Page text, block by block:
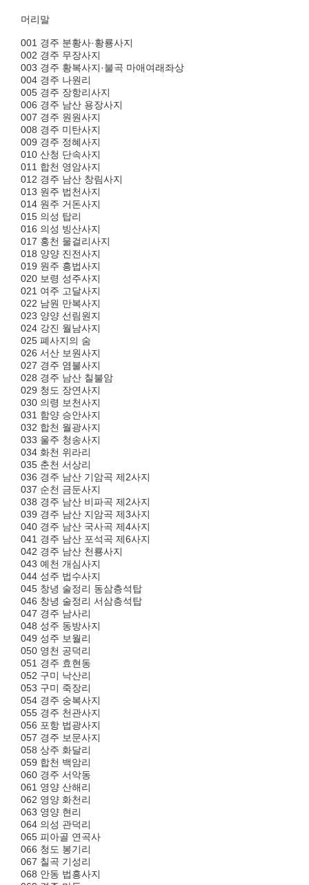
머리말
001 경주 분황사·황룡사지
002 경주 무장사지
003 경주 황복사지·불곡 마애여래좌상
004 경주 나원리
005 경주 장항리사지
006 경주 남산 용장사지
007 경주 원원사지
008 경주 미탄사지
009 경주 정혜사지
010 산청 단속사지
011 합천 영암사지
012 경주 남산 창림사지
013 원주 법천사지
014 원주 거돈사지
015 의성 탑리
016 의성 빙산사지
017 홍천 물걸리사지
018 양양 진전사지
019 원주 흥법사지
020 보령 성주사지
021 여주 고달사지
022 남원 만복사지
023 양양 선림원지
024 강진 월남사지
025 폐사지의 숨
026 서산 보원사지
027 경주 염불사지
028 경주 남산 칠불암
029 청도 장연사지
030 의령 보천사지
031 함양 승안사지
032 합천 월광사지
033 울주 청송사지
034 화천 위라리
035 춘천 서상리
036 경주 남산 기암곡 제2사지
037 순천 금둔사지
038 경주 남산 비파곡 제2사지
039 경주 남산 지암곡 제3사지
040 경주 남산 국사곡 제4사지
041 경주 남산 포석곡 제6사지
042 경주 남산 천룡사지
043 예천 개심사지
044 성주 법수사지
045 창녕 술정리 동삼층석탑
046 창녕 술정리 서삼층석탑
047 경주 남사리
048 성주 동방사지
049 성주 보월리
050 영천 공덕리
051 경주 효현동
052 구미 낙산리
053 구미 죽장리
054 경주 숭복사지
055 경주 천관사지
056 포항 법광사지
057 경주 보문사지
058 상주 화달리
059 합천 백암리
060 경주 서악동
061 영양 산해리
062 영양 화천리
063 영양 현리
064 의성 관덕리
065 피아골 연곡사
066 청도 봉기리
067 칠곡 기성리
068 안동 법흥사지